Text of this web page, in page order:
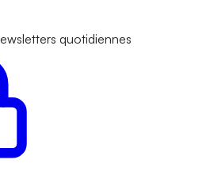
quotidiennes